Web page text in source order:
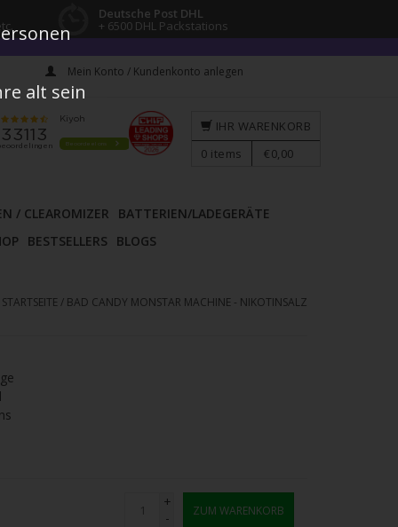
Deutsche Post DHL
+ 6500 DHL Packstations
Mein Konto / Kundenkonto anlegen
/ CLEAROMIZER
BATTERIEN/LADEGERÄTE
BESTSELLERS BLOGS
IHR WARENKORB
0 items €0,00
STARTSEITE / BAD CANDY MONSTAR MACHINE - NIKOTINSALZ
+
-
ZUM WARENKORB
alt sein